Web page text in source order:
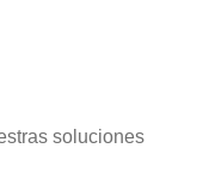
soluciones